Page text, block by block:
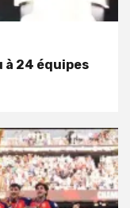
à 24 équipes